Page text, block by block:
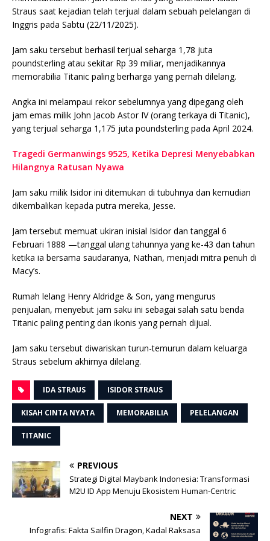
Straus saat kejadian telah terjual dalam sebuah pelelangan di
Inggris pada Sabtu (22/11/2025).
Jam saku tersebut berhasil terjual seharga 1,78 juta
poundsterling atau sekitar Rp 39 miliar, menjadikannya
memorabilia Titanic paling berharga yang pernah dilelang.
Angka ini melampaui rekor sebelumnya yang dipegang oleh
jam emas milik John Jacob Astor IV (orang terkaya di Titanic),
yang terjual seharga 1,175 juta poundsterling pada April 2024.
Tragedi Germanwings 9525, Ketika Depresi Menyebabkan
Hilangnya Ratusan Nyawa
Jam saku milik Isidor ini ditemukan di tubuhnya dan kemudian
dikembalikan kepada putra mereka, Jesse.
Jam tersebut memuat ukiran inisial Isidor dan tanggal 6
Februari 1888 —tanggal ulang tahunnya yang ke-43 dan tahun
ketika ia bersama saudaranya, Nathan, menjadi mitra penuh di
Macy’s.
Rumah lelang Henry Aldridge & Son, yang mengurus
penjualan, menyebut jam saku ini sebagai salah satu benda
Titanic paling penting dan ikonis yang pernah dijual.
Jam saku tersebut diwariskan turun-temurun dalam keluarga
Straus sebelum akhirnya dilelang.
IDA STRAUS ISIDOR STRAUS
KISAH CINTA NYATA MEMORABILIA PELELANGAN
TITANIC
PREVIOUS
Strategi Digital Maybank Indonesia: Transformasi
M2U ID App Menuju Ekosistem Human-Centric
NEXT
Infografis: Fakta Sailfin Dragon, Kadal Raksasa